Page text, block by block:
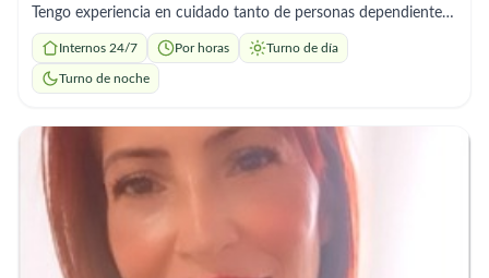
Tengo experiencia en cuidado tanto de personas dependientes
como en el maneja de situaciones que puedan presentarse.
También tengo formación en temas de seguridad y protección
debido a mí experiencia y capacitación en el ejercito nacional y
quienes reciben mis servicios. Por lo cual en cada uno de los
puestos en los que eh estado eh recibido reconocimientos y
menciones. Si estás interesad@ en el mejor de los servicios y
demás y te interesa que tú ser querido este lo mejor cuidado
posible contáctame.
Internos 24/7 Por horas Turno de día
Turno de noche